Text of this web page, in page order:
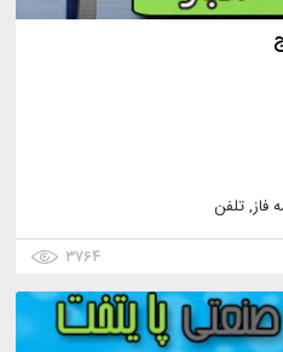
فاز, تلفن
۳۷۶۴